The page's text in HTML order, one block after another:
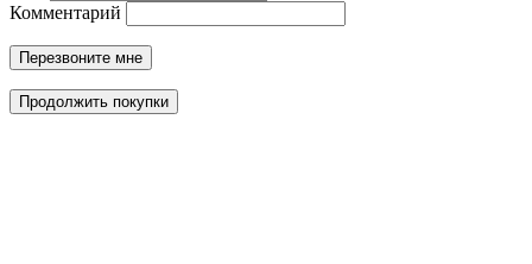
Комментарий
Перезвоните мне
Продолжить покупки